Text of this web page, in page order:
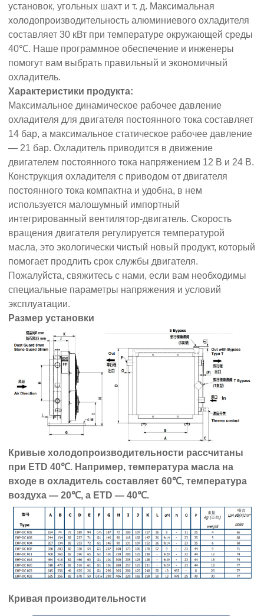
установок, угольных шахт и т. д. Максимальная
холодопроизводительность алюминиевого охладителя
составляет 30 кВт при температуре окружающей среды
40℃. Наше программное обеспечение и инженеры
помогут вам выбрать правильный и экономичный
охладитель.
Характеристики продукта:
Максимальное динамическое рабочее давление
охладителя для двигателя постоянного тока составляет
14 бар, а максимальное статическое рабочее давление
— 21 бар. Охладитель приводится в движение
двигателем постоянного тока напряжением 12 В и 24 В.
Конструкция охладителя с приводом от двигателя
постоянного тока компактна и удобна, в нем
используется малошумный импортный
интегрированный вентилятор-двигатель. Скорость
вращения двигателя регулируется температурой
масла, это экологически чистый новый продукт, который
помогает продлить срок службы двигателя.
Пожалуйста, свяжитесь с нами, если вам необходимы
специальные параметры напряжения и условий
эксплуатации.
Размер установки
Кривые холодопроизводительности рассчитаны
при ETD 40℃. Например, температура масла на
входе в охладитель составляет 60℃, температура
воздуха — 20℃, а ETD — 40℃.
Кривая производительности